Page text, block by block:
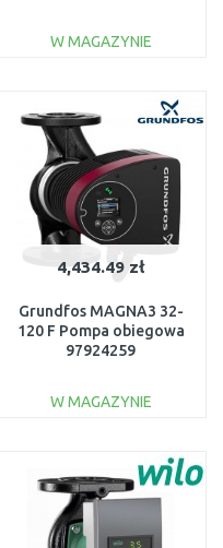
W MAGAZYNIE
4,434.49 zł
Grundfos MAGNA3 32-
120 F Pompa obiegowa
97924259
W MAGAZYNIE
Do porównania